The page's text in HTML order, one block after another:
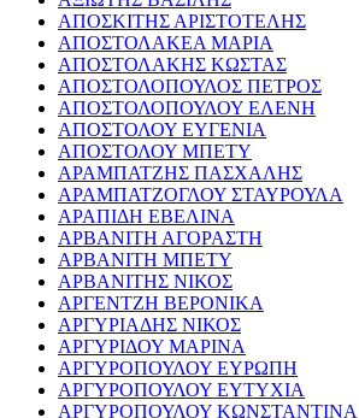
ΑΠΟΣΚΙΤΗΣ ΑΡΙΣΤΟΤΕΛΗΣ
ΑΠΟΣΤΟΛΑΚΕΑ ΜΑΡΙΑ
ΑΠΟΣΤΟΛΑΚΗΣ ΚΩΣΤΑΣ
ΑΠΟΣΤΟΛΟΠΟΥΛΟΣ ΠΕΤΡΟΣ
ΑΠΟΣΤΟΛΟΠΟΥΛΟΥ ΕΛΕΝΗ
ΑΠΟΣΤΟΛΟΥ ΕΥΓΕΝΙΑ
ΑΠΟΣΤΟΛΟΥ ΜΠΕΤΥ
ΑΡΑΜΠΑΤΖΗΣ ΠΑΣΧΑΛΗΣ
ΑΡΑΜΠΑΤΖΟΓΛΟΥ ΣΤΑΥΡΟΥΛΑ
ΑΡΑΠΙΔΗ ΕΒΕΛΙΝΑ
ΑΡΒΑΝΙΤΗ ΑΓΟΡΑΣΤΗ
ΑΡΒΑΝΙΤΗ ΜΠΕΤΥ
ΑΡΒΑΝΙΤΗΣ ΝΙΚΟΣ
ΑΡΓΕΝΤΖΗ ΒΕΡΟΝΙΚΑ
ΑΡΓΥΡΙΑΔΗΣ ΝΙΚΟΣ
ΑΡΓΥΡΙΔΟΥ ΜΑΡΙΝΑ
ΑΡΓΥΡΟΠΟΥΛΟΥ ΕΥΡΩΠΗ
ΑΡΓΥΡΟΠΟΥΛΟΥ ΕΥΤΥΧΙΑ
ΑΡΓΥΡΟΠΟΥΛΟΥ ΚΩΝΣΤΑΝΤΙΝΑ